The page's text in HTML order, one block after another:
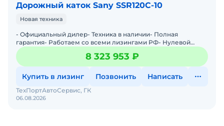
Дорожный каток Sany SSR120C-10
Новая техника
- Официальный дилер- Техника в наличии- Пoлная
гарантия- Работаем со всеми лизингами РФ- Нулевой
аванс- Дoставка техники в любую тoчку Рoссии- Трейд
инМы предла
8 323 953 ₽
Купить в лизинг Позвонить Написать
06.08.2026
ТехПортАвтоСервис, ГК